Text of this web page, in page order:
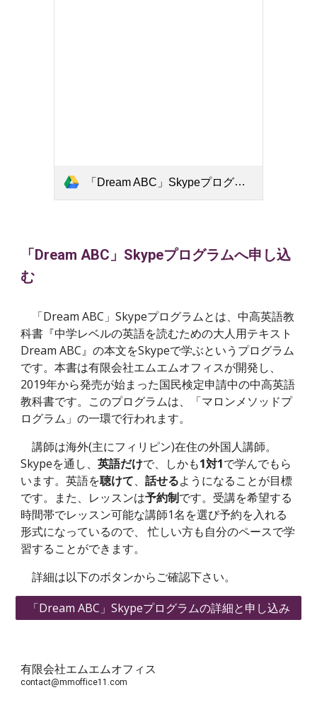
「Dream ABC」Skypeプログラムの授業風景1.mp4
「Dream ABC」Skypeプログラムへ申し込
む
「Dream ABC」Skypeプログラムとは、中高英語教
科書『中学レベルの英語を読むための大人用テキスト
Dream ABC』の本文をSkypeで学ぶというプログラム
です。本書は有限会社エムエムオフィスが開発し、
2019年から発売が始まった国民検定申請中の中高英語
教科書です。このプログラムは、「マロンメソッドプ
ログラム」の一環で行われます。
講師は海外(主にフィリピン)在住の外国人講師。
Skypeを通し、英語だけで、しかも1対1で学んでもら
います。英語を聴けて、話せるようになることが目標
です。また、レッスンは予約制です。 受講を希望する
時間帯でレッスン可能な講師1名を選び予約を入れる
形式になっているので、
忙しい方も自分のペースで学
習することができます。
詳細は以下のボタンからご確認下さい。
「Dream ABC」Skypeプログラムの詳細と申し込み
有限会社エムエムオフィス
contact@mmoffice11.com